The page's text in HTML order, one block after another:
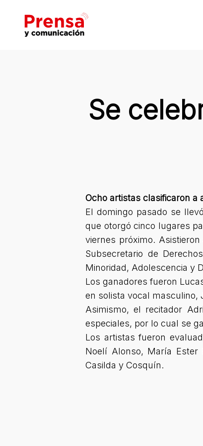
Se
Ocho artistas clasificaron a
El domingo pasado se
que otorgó cinco lugares
viernes próximo.
Subsecretario de
Minoridad, Adolescencia y
Los ganadores fueron
en solista vocal masculino,
Asimismo, el recitador
especiales, por lo cual se
Los artistas fueron
Noelí Alonso, María Ester
Casilda y Cosquín.